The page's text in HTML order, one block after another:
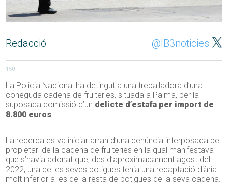
Redacció @IB3noticies
150
La Policia Nacional ha detingut a una treballadora d’una
coneguda cadena de fruiteries, situada a Palma, per la
suposada comissió d’un delicte d’estafa per import de
8.800 euros.
La recerca es va iniciar arran d’una denúncia interposada pel
propietari de la cadena de fruiteries en la qual manifestava
que s’havia adonat que, des d’aproximadament agost del
2022, una de les seves botigues tenia una recaptació diària
molt inferior a les de la resta de botigues de la seva cadena.